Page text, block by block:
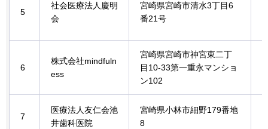
5
社会医療法人慶明
会
宮崎県宮崎市清水3丁目6
番21号
6
株式会社mindfuln
ess
宮崎県宮崎市神宮東二丁
目10-33第一重永マンショ
ン102
7
医療法人友仁会池
井歯科医院
宮崎県小林市細野179番地
8